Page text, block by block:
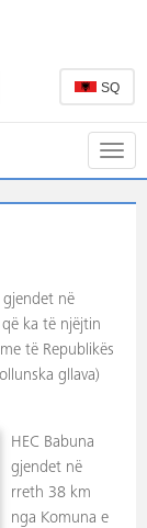
SQ
gjendet në
ka të njëjtin
të Republikës
gllava)
HEC Babuna
gjendet në
rreth 38 km
nga Komuna e